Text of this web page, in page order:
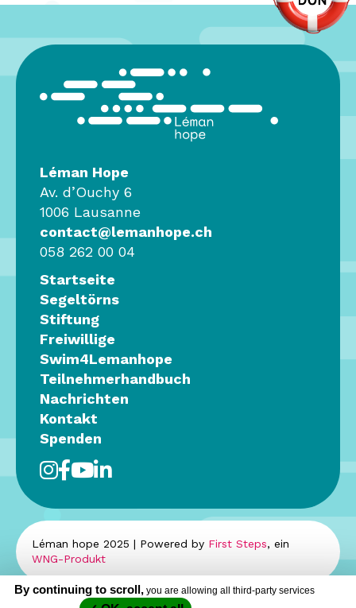
Léman Hope
Av. d’Ouchy 6
1006 Lausanne
contact@lemanhope.ch
058 262 00 04
Startseite
Segeltörns
Stiftung
Freiwillige
Swim4Lemanhope
Teilnehmerhandbuch
Nachrichten
Kontakt
Spenden
Léman hope 2025 | Powered by First Steps, ein
WNG-Produkt
By continuing to scroll, you are allowing all third-party services